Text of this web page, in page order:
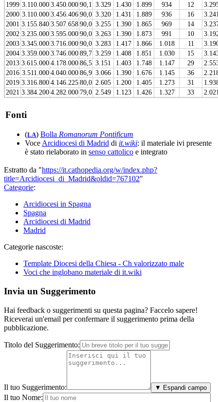
1999 3.110.000 3.450.00090,1 3.329 1.430 1.899 934 12
2000 3.110.000 3.456.40690,0 3.320 1.431 1.889 936 16
2001 3.155.8403.507.65890,0 3.255 1.390 1.865 969 14
2002 3.235.0003.595.00090,0 3.263 1.390 1.873 991 10
2003 3.345.0003.716.00090,0 3.283 1.417 1.866 1.018 11
2004 3.359.0003.746.00089,7 3.259 1.408 1.851 1.030 15
2013 3.615.0004.178.00086,5 3.151 1.403 1.748 1.147 29
2016 3.511.000 4.040.00086,9 3.066 1.390 1.676 1.145 36
2019 3.316.8004.146.22580,0 2.605 1.200 1.405 1.273 31
2021 3.384.2004.282.000 79,0 2.549 1.123 1.426 1.327 33
Fonti
(LA) Bolla Romanorum Pontificum
VoceArcidiocesi di Madrid di it.wiki: il materiale ivi presente
è stato rielaborato in senso cattolico e integrato
Estratto da "https://it.cathopedia.org/w/index.php?
title=Arcidiocesi_di_Madrid&oldid=767102"
Categorie:
Arcidiocesi in Spagna
Spagna
Arcidiocesi di Madrid
Madrid
Categorie nascoste:
Template Diocesi della Chiesa - Ch valorizzato male
Voci che inglobano materiale di it.wiki
Invia un Suggerimento
Hai feedback o suggerimenti su questa pagina? Faccelo sapere!
Riceverai un'email per confermare il suggerimento prima della
pubblicazione.
Titolo del Suggerimento:
Il tuo Suggerimento: ▼ Espandi campo
Il tuo Nome: